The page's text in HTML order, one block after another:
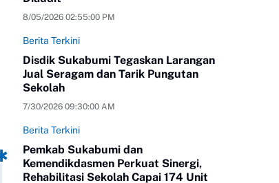
8/05/2026 02:55:00 PM
Berita Terkini
Disdik Sukabumi Tegaskan Larangan
Jual Seragam dan Tarik Pungutan
Sekolah
7/30/2026 09:30:00 AM
Berita Terkini
Pemkab Sukabumi dan
Kemendikdasmen Perkuat Sinergi,
Rehabilitasi Sekolah Capai 174 Unit